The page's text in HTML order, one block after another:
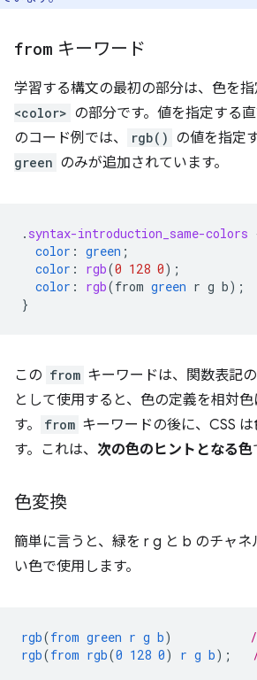
from キーワード
学習する構文の最初の部分は、色を指
<color> の部分です。値を指定する
のコード例では、
rgb() の値を指定
green のみが追加されています。
. syntax-introduction_same-colors
color : green ;
color : rgb(0 128 0);
color : rgb(from green r g b);
}
この from キーワードは、関数表記
として使用すると、色の定義を相対
す。
from キーワードの後に、CSS
す。これは、 次の色のヒントとなる色
色変換
簡単に言うと、緑を r g と b のチャネ
い色で使用します。
rgb(from green r g b)
rgb(from rgb(0 128 0) r g b);